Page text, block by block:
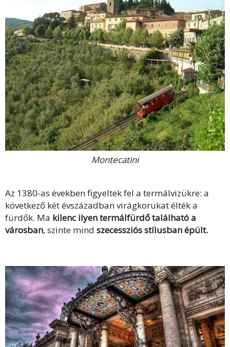
Montecatini
Az 1380-as években figyeltek fel a termálvizükre: a
következő két évszázadban virágkorukat élték a
fürdők. Ma kilenc ilyen termálfürdő található a
városban, szinte mind szecessziós stílusban épült.